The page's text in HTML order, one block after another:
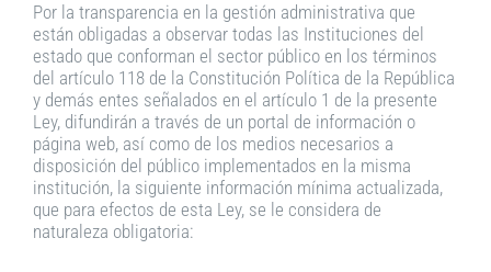
Por la transparencia en la gestión administrativa que
están obligadas a observar todas las Instituciones del
estado que conforman el sector público en los términos
del artículo 118 de la Constitución Política de la República
y demás entes señalados en el artículo 1 de la presente
Ley, difundirán a través de un portal de información o
página web, así como de los medios necesarios a
disposición del público implementados en la misma
institución, la siguiente información mínima actualizada,
que para efectos de esta Ley, se le considera de
naturaleza obligatoria: